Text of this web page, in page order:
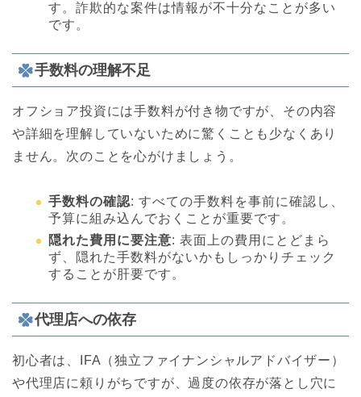
す。詐欺的な案件は情報が不十分なことが多い
です。
手数料の理解不足
オフショア投資には手数料が付き物ですが、その内容
や詳細を理解していないために驚くことも少なくあり
ません。次のことを心がけましょう。
手数料の確認: すべての手数料を事前に確認し、
予算に組み込んでおくことが重要です。
隠れた費用に要注意: 表面上の費用にとどまら
ず、隠れた手数料がないかもしっかりチェック
することが肝要です。
代理店への依存
初心者は、IFA（独立ファイナンシャルアドバイザー）
や代理店に頼りがちですが、過度の依存が落とし穴に